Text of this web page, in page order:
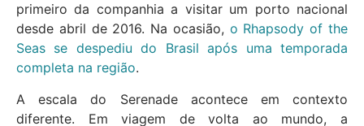
primeiro da companhia a visitar um porto nacional
desde abril de 2016. Na ocasião, o Rhapsody of the
Seas se despediu do Brasil após uma temporada
completa na região.
A escala do Serenade acontece em contexto
diferente. Em viagem de volta ao mundo, a